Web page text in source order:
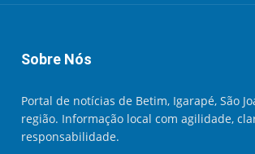
Sobre Nós
Portal de notícias de Betim, Igarapé, São
região. Informação local com agilidade,
responsabilidade.